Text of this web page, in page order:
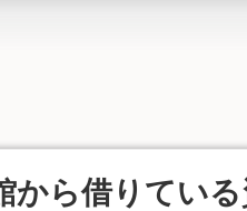
から借りてい